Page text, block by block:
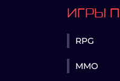
ИГРЫ
RPG
MMO